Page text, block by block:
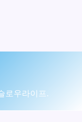
로우라이프.